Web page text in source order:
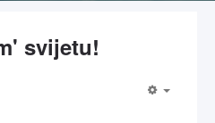
svijetu!